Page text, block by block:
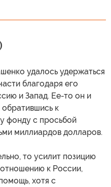
удалось удержаться
благодаря его
и Запад. Ее-то он и
обратившись к
фонду с просьбой
миллиардов долларов.
то усилит позицию
к России,
хотя с